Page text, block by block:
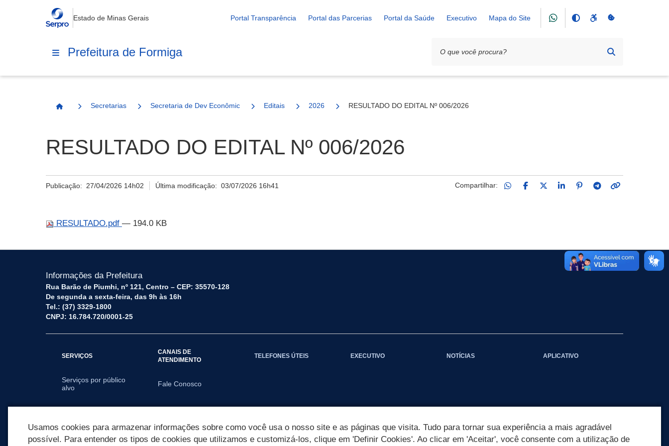
Estado de Minas Gerais Portal Transparência Portal das Parcerias Portal da Saúde Executivo Mapa do Site
Prefeitura de Formiga
Página Inicial
Secretarias Secretaria de Dev Econômico e RuralEditais 2026 RESULTADO DO EDITAL Nº 006/2026
RESULTADO DO EDITAL Nº 006/2026
Publicação: 27/04/2026 14h02 Última modificação:03/07/2026 16h41 Compartilhar:
RESULTADO.pdf — 194.0 KB
Informações da Prefeitura
Rua Barão de Piumhi, nº 121, Centro – CEP: 35570-128
De segunda a sexta-feira, das 9h às 16h
Tel.: (37) 3329-1800
CNPJ: 16.784.720/0001-25
SERVIÇOS
Serviços por público
alvo
CANAIS DE
ATENDIMENTO
Fale Conosco
TELEFONES ÚTEIS EXECUTIVO NOTÍCIAS APLICATIVO
Usamos cookies para armazenar informações sobre como você usa o nosso site e as páginas que visita. Tudo para tornar sua experiência a mais agradável
possível. Para entender os tipos de cookies que utilizamos e customizá-los, clique em 'Definir Cookies'. Ao clicar em 'Aceitar', você consente com a utilização de